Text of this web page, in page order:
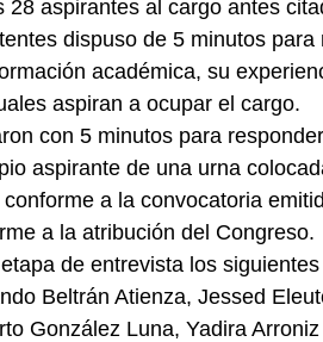
28 aspirantes al cargo antes
dispuso de 5 minutos
académica, su
aspiran a ocupar el cargo.
con 5 minutos para
aspirante de una urna
a la convocatoria
a la atribución del Congreso.
de entrevista los
Beltrán Atienza, Jessed
González Luna, Yadira